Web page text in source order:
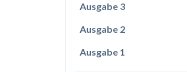
Ausgabe 3
Ausgabe 2
Ausgabe 1